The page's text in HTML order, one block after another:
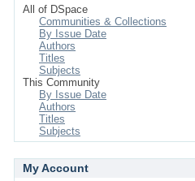
All of DSpace
Communities & Collections
By Issue Date
Authors
Titles
Subjects
This Community
By Issue Date
Authors
Titles
Subjects
My Account